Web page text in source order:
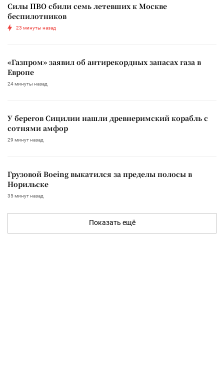
Силы ПВО сбили семь летевших к Москве
беспилотников
23 минуты назад
«Газпром» заявил об антирекордных запасах газа в
Европе
24 минуты назад
У берегов Сицилии нашли древнеримский корабль с
сотнями амфор
29 минут назад
Грузовой Boeing выкатился за пределы полосы в
Норильске
35 минут назад
Показать ещё